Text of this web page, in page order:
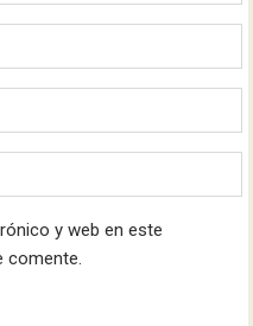
y web en este
comente.